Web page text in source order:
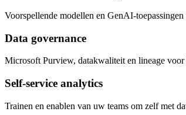
Voorspellende modellen en GenAI-
Data governance
Microsoft Purview, datakwaliteit en lineage
Self-service analytics
Trainen en enablen van uw teams om zelf met